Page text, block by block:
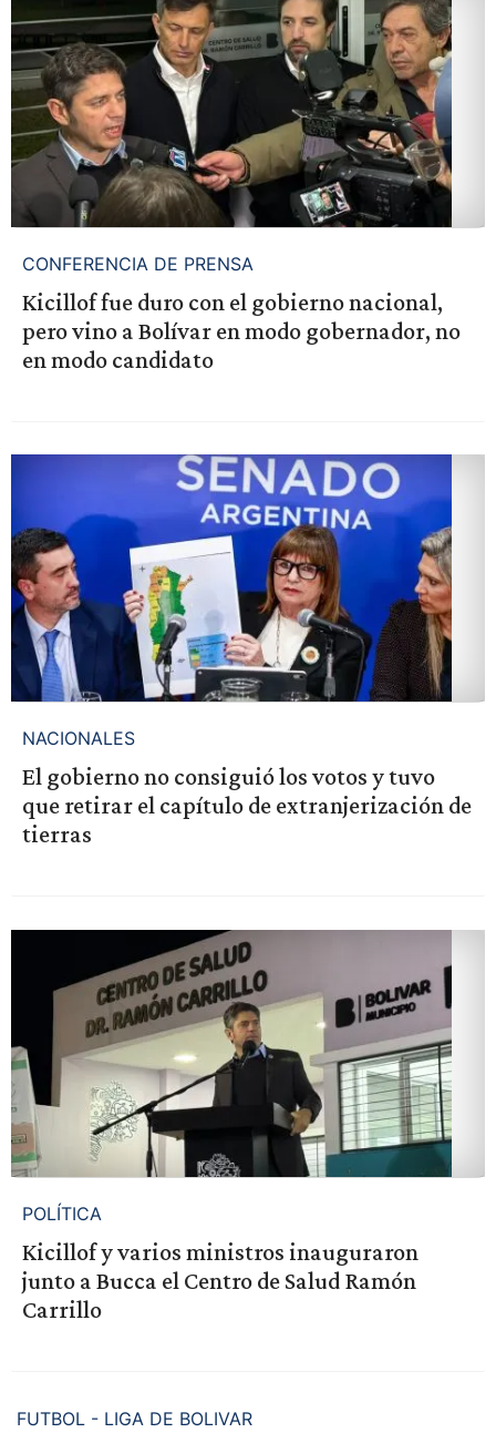
CONFERENCIA DE PRENSA
Kicillof fue duro con el gobierno nacional,
pero vino a Bolívar en modo gobernador, no
en modo candidato
NACIONALES
El gobierno no consiguió los votos y tuvo
que retirar el capítulo de extranjerización de
tierras
POLÍTICA
Kicillof y varios ministros inauguraron
junto a Bucca el Centro de Salud Ramón
Carrillo
FUTBOL - LIGA DE BOLIVAR